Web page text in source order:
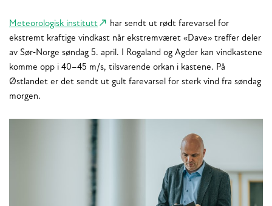
Meteorologisk institutt
har sendt ut rødt farevarsel for
ekstremt kraftige vindkast når ekstremværet «Dave» treffer deler
av Sør‑Norge søndag 5. april. I Rogaland og Agder kan vindkastene
komme opp i 40–45 m/s, tilsvarende orkan i kastene. På
Østlandet er det sendt ut gult farevarsel for sterk vind fra søndag
morgen.